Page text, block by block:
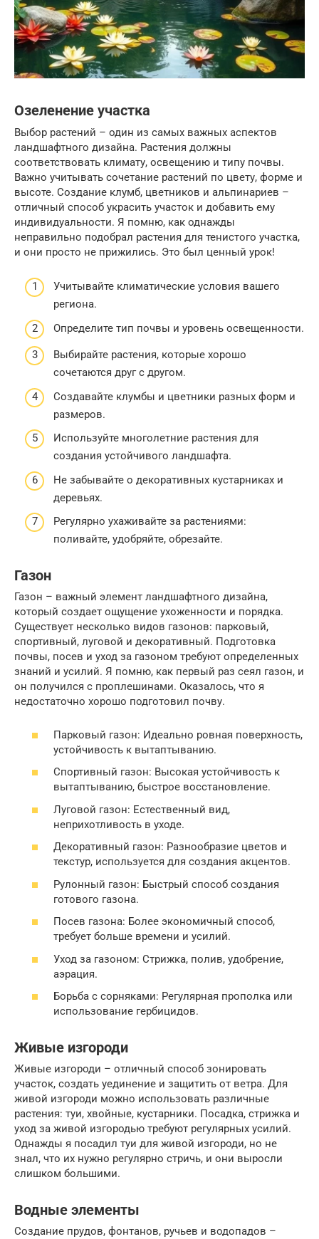
Озеленение участка
Выбор растений – один из самых важных аспектов
ландшафтного дизайна. Растения должны
соответствовать климату, освещению и типу почвы.
Важно учитывать сочетание растений по цвету, форме и
высоте. Создание клумб, цветников и альпинариев –
отличный способ украсить участок и добавить ему
индивидуальности. Я помню, как однажды
неправильно подобрал растения для тенистого участка,
и они просто не прижились. Это был ценный урок!
Учитывайте климатические условия вашего
региона.
Определите тип почвы и уровень освещенности.
Выбирайте растения, которые хорошо
сочетаются друг с другом.
Создавайте клумбы и цветники разных форм и
размеров.
Используйте многолетние растения для
создания устойчивого ландшафта.
Не забывайте о декоративных кустарниках и
деревьях.
Регулярно ухаживайте за растениями:
поливайте, удобряйте, обрезайте.
Газон
Газон – важный элемент ландшафтного дизайна,
который создает ощущение ухоженности и порядка.
Существует несколько видов газонов: парковый,
спортивный, луговой и декоративный. Подготовка
почвы, посев и уход за газоном требуют определенных
знаний и усилий. Я помню, как первый раз сеял газон, и
он получился с проплешинами. Оказалось, что я
недостаточно хорошо подготовил почву.
Парковый газон: Идеально ровная поверхность,
устойчивость к вытаптыванию.
Спортивный газон: Высокая устойчивость к
вытаптыванию, быстрое восстановление.
Луговой газон: Естественный вид,
неприхотливость в уходе.
Декоративный газон: Разнообразие цветов и
текстур, используется для создания акцентов.
Рулонный газон: Быстрый способ создания
готового газона.
Посев газона: Более экономичный способ,
требует больше времени и усилий.
Уход за газоном: Стрижка, полив, удобрение,
аэрация.
Борьба с сорняками: Регулярная прополка или
использование гербицидов.
Живые изгороди
Живые изгороди – отличный способ зонировать
участок, создать уединение и защитить от ветра. Для
живой изгороди можно использовать различные
растения: туи, хвойные, кустарники. Посадка, стрижка и
уход за живой изгородью требуют регулярных усилий.
Однажды я посадил туи для живой изгороди, но не
знал, что их нужно регулярно стричь, и они выросли
слишком большими.
Водные элементы
Создание прудов, фонтанов, ручьев и водопадов –